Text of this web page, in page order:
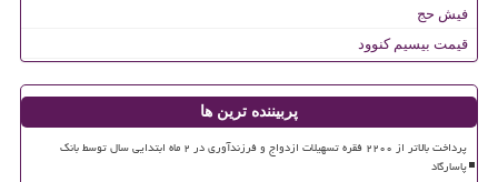
فیش حج
قیمت بیسیم کنوود
پربیننده ترین ها
پرداخت بالاتر از ۲۲۰۰ فقره تسهیلات ازدواج و فرزندآوری در ۲ ماه ابتدایی سال توسط بانک
پاسارگاد